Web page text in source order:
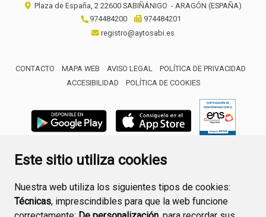
Este sitio utiliza cookies
Nuestra web utiliza los siguientes tipos de cookies:
Técnicas, imprescindibles para que la web funcione
Plaza de España, 2 22600 SABIÑÁNIGO - ARAGÓN (ESPAÑA)
974484200
974484201
registro@aytosabi.es
CONTACTO MAPA WEB AVISO LEGAL
POLÍTICA DE PRIVACIDAD
ACCESIBILIDAD
POLÍTICA DE COOKIES